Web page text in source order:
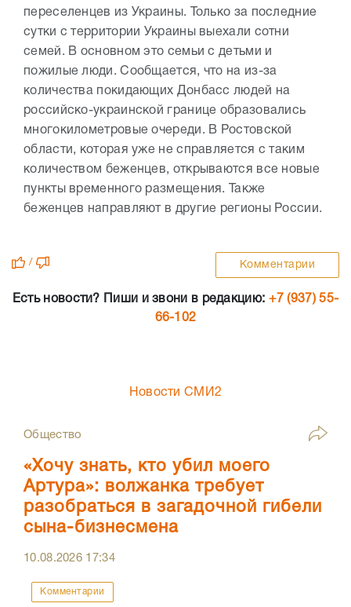
переселенцев из Украины. Только за последние
сутки с территории Украины выехали сотни
семей. В основном это семьи с детьми и
пожилые люди. Сообщается, что на из-за
количества покидающих Донбасс людей на
российско-украинской границе образовались
многокилометровые очереди. В Ростовской
области, которая уже не справляется с таким
количеством беженцев, открываются все новые
пункты временного размещения. Также
беженцев направляют в другие регионы России.
/ Комментарии
Есть новости? Пиши и звони в редакцию: +7 (937) 55-
66-102
Новости СМИ2
Общество
«Хочу знать, кто убил моего
Артура»: волжанка требует
разобраться в загадочной гибели
сына-бизнесмена
10.08.2026 17:34
Комментарии